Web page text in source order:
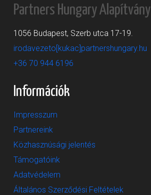
Partners Hungary Alapítvány
1056 Budapest, Szerb utca 17-19.
irodavezeto[kukac]partnershungary.hu
+36 70 944 6196
Információk
Impresszum
Partnereink
Közhasznúsági jelentés
Támogatóink
Adatvédelem
Általános Szerződési Feltételek